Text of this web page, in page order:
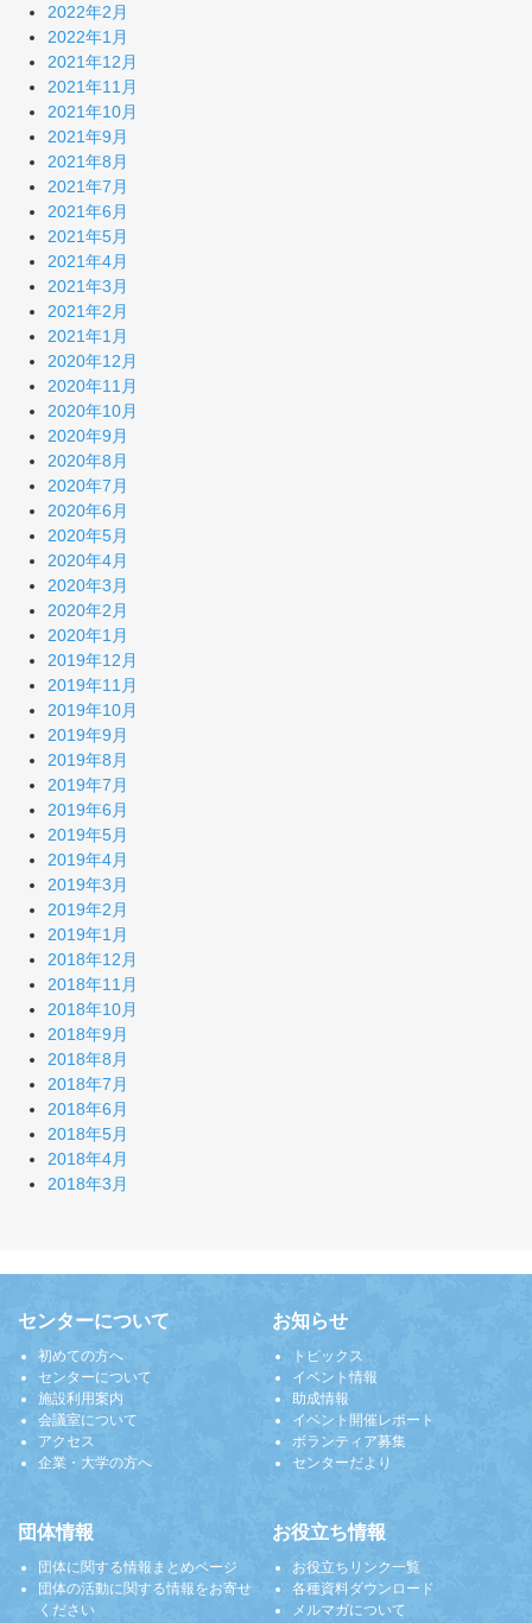
2022年2月
2022年1月
2021年12月
2021年11月
2021年10月
2021年9月
2021年8月
2021年7月
2021年6月
2021年5月
2021年4月
2021年3月
2021年2月
2021年1月
2020年12月
2020年11月
2020年10月
2020年9月
2020年8月
2020年7月
2020年6月
2020年5月
2020年4月
2020年3月
2020年2月
2020年1月
2019年12月
2019年11月
2019年10月
2019年9月
2019年8月
2019年7月
2019年6月
2019年5月
2019年4月
2019年3月
2019年2月
2019年1月
2018年12月
2018年11月
2018年10月
2018年9月
2018年8月
2018年7月
2018年6月
2018年5月
2018年4月
2018年3月
センターについて
初めての方へ
センターについて
施設利用案内
会議室について
アクセス
企業・大学の方へ
お知らせ
トピックス
イベント情報
助成情報
イベント開催レポート
ボランティア募集
センターだより
団体情報
団体に関する情報まとめページ
団体の活動に関する情報をお寄せ
ください
お役立ち情報
お役立ちリンク一覧
各種資料ダウンロード
メルマガについて